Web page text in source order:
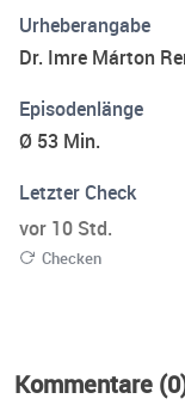
Neuausrichten.
diesen Podcast.
zum Thema an:
Auswege aus
Remenyi https://
Produktion von
https://
Urheberangabe
Dr. Imre Márton
Episodenlänge
Ø 53 Min.
Letzter Check
vor 10 Std.
Checken
Kommentare